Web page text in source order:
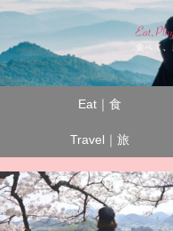
Eat｜食
Travel｜旅